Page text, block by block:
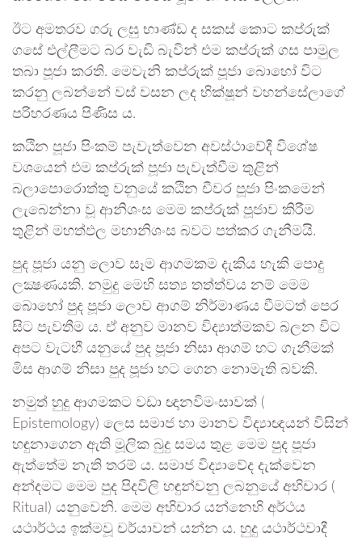
ඊට අමතරව ගරු ලඝු භාණ්ඩ ද සකස් කොට කප්රුක්
ගසේ එල්ලීමට බර වැඩි බැවින් එම කප්රුක් ගස පාමුල
තබා පූජා කරති. මෙවැනි කප්රුක් පූජා බොහෝ විට
කරනු ලබන්නේ වස් වසන ලද භික්ෂූන් වහන්සේලාගේ
පරිහරණය පිණිස ය.
කඨින පූජා පිංකම් පැවැත්වෙන අවස්ථාවේදී විශේෂ
වශයෙන් එම කප්රුක් පූජා පැවැත්වීම තුළින්
බලාපොරොත්තු වනුයේ කඨින චීවර පූජා පිංකමෙන්
ලැබෙන්නා වූ ආනිශංස මෙම කප්රුක් පූජාව කිරීම
තුළින් මහත්ඵල මහානිශංස බවට පත්කර ගැනීමයි.
පුද පූජා යනු ලොව සෑම ආගමකම දැකිය හැකි පොදු
ලක්‍ෂණයකි. නමුදු මෙහි සත්‍ය තත්ත්වය නම් මෙම
බොහෝ පුද පූජා ලොව ආගම් නිර්මාණය වීමටත් පෙර
සිට පැවතීම ය. ඒ අනුව මානව විද්‍යාත්මකව බලන විට
අපට වැටහී යනුයේ පුද පූජා නිසා ආගම් හට ගැනීමක්
මිස ආගම් නිසා පුද පූජා හට ගෙන නොමැති බවකි.
නමුත් හුදු ආගමකට වඩා ඥානවිමංසාවක් (
Epistemology) ලෙස සමාජ හා මානව විද්‍යාඥයන් විසින්
හඳුනාගෙන ඇති මූලික බුදු සමය තුළ මෙම පුද පූජා
ඇත්තේම නැති තරම් ය. සමාජ විද්‍යාවේද දැක්වෙන
අන්දමට මෙම පුද පිදවිලි හඳුන්වනු ලබනුයේ අභිචාර (
Ritual) යනුවෙනි. මෙම අභිචාර යන්නෙහි අර්ථය
යථාර්ථය ඉක්මවූ චර්යාවන් යන්න ය. හුදු යථාර්ථවාදී